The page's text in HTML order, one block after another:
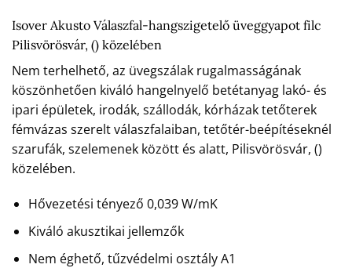
Isover Akusto Válaszfal-hangszigetelő üveggyapot filc
Pilisvörösvár, () közelében
Nem terhelhető, az üvegszálak rugalmasságának
köszönhetően kiváló hangelnyelő betétanyag lakó- és
ipari épületek, irodák, szállodák, kórházak tetőterek
fémvázas szerelt válaszfalaiban, tetőtér-beépítéseknél
szarufák, szelemenek között és alatt, Pilisvörösvár, ()
közelében.
Hővezetési tényező 0,039 W/mK
Kiváló akusztikai jellemzők
Nem éghető, tűzvédelmi osztály A1